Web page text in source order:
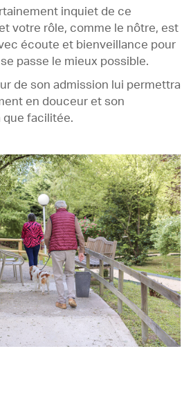
inquiet de ce
votre rôle, comme le nôtre, est
écoute et bienveillance pour
passe le mieux possible.
de son admission lui permettra
en douceur et son
que facilitée.